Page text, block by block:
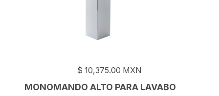
$ 10,375.00 MXN
MONOMANDO ALTO PARA LAVABO